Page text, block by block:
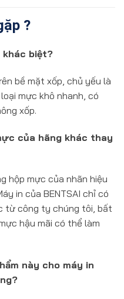
?
khác biệt?
bề mặt xốp, chủ yếu là
mực khô nhanh, có
xốp.
của hãng khác thay
hộp mực của nhãn hiệu
in của BENTSAI chỉ có
từ công ty chúng tôi, bất
hậu mãi có thể làm
này cho máy in